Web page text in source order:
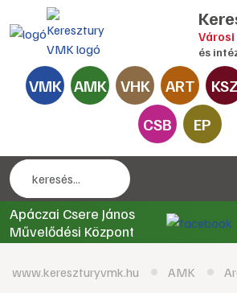
Városi
és
VMK AMK VHK ART
CSB
EP
Apáczai Csere János
Művelődési Központ
www.kereszturyvmk.hu AMK